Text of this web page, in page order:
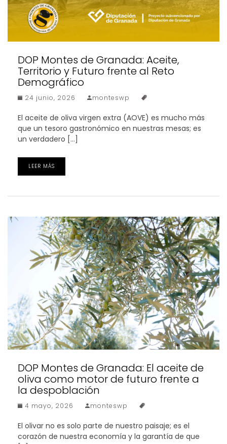
DOP Montes de Granada: Aceite,
Territorio y Futuro frente al Reto
Demográfico
24 junio, 2026 monteswp
El aceite de oliva virgen extra (AOVE) es mucho más
que un tesoro gastronómico en nuestras mesas; es
un verdadero […]
LEER MÁS
DOP Montes de Granada: El aceite de
oliva como motor de futuro frente a
la despoblación
4 mayo, 2026 monteswp
El olivar no es solo parte de nuestro paisaje; es el
corazón de nuestra economía y la garantía de que